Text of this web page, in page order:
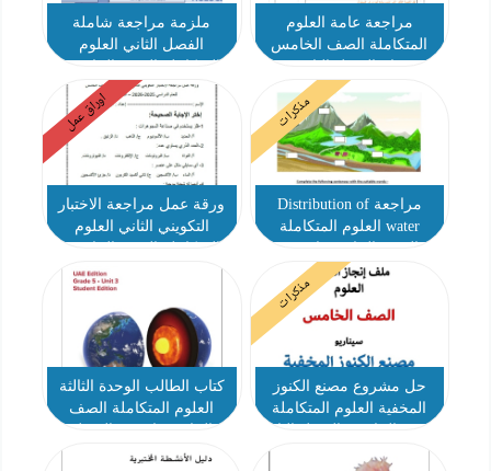
مراجعة عامة العلوم
المتكاملة الصف الخامس
ملزمة مراجعة شاملة
الفصل الثاني العلوم
انسبير عام الفصل الثاني
مذكرات
مراجعة Distribution of
water العلوم المتكاملة
الفصل الثاني
اوراق عمل
ورقة عمل مراجعة الاختبار
التكويني الثاني العلوم
الفصل الثاني
مذكرات
حل مشروع مصنع الكنوز
المخفية العلوم المتكاملة
كتاب الطالب الوحدة الثالثة
العلوم المتكاملة الصف
الدراسي الثاني 2025-2026